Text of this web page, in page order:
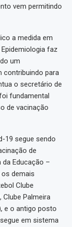
vem permitindo
a medida em
faz
um
contribuindo para
o secretário de
fundamental
de vacinação
19 segue sendo
de
da Educação –
demais
Clube
Clube Palmeira
e o antigo posto
em sistema